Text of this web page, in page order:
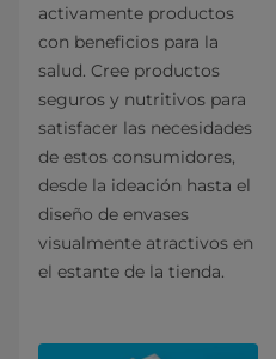
activamente productos
con beneficios para la
salud. Cree productos
seguros y nutritivos para
satisfacer las necesidades
de estos consumidores,
desde la ideación hasta el
diseño de envases
visualmente atractivos en
el estante de la tienda.